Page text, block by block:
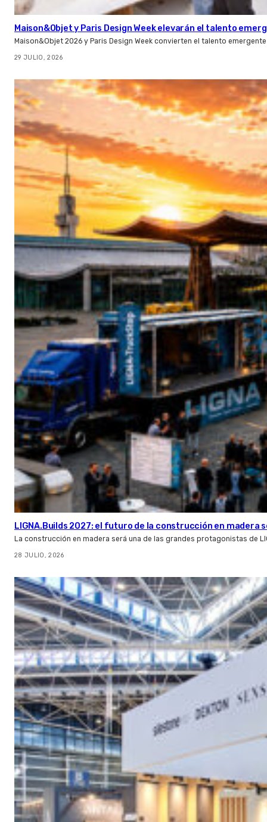
Maison&Objet y Paris Design Week elevarán el talento
Maison&Objet 2026 y Paris Design Week convierten el talento
29 JULIO, 2026
LIGNA.Builds 2027: el futuro de la construcción en madera
La construcción en madera será una de las grandes protagonistas de
28 JULIO, 2026